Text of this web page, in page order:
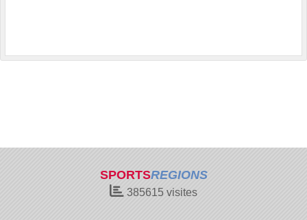
SPORTSREGIONS
385615 visites